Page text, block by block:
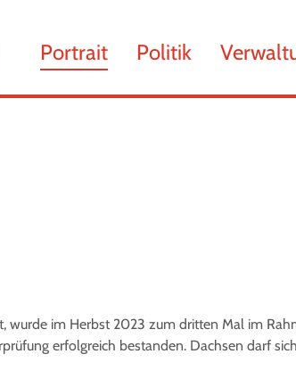
DachsenPortrait Politik
wurde im Herbst 2023 zum dritten Mal im
erfolgreich bestanden. Dachsen darf